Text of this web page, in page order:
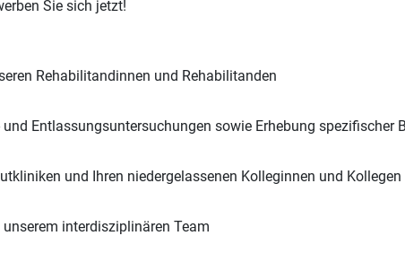
Sie sich jetzt!
Rehabilitandinnen und Rehabilitanden
Entlassungsuntersuchungen sowie Erhebung spezifischer
und Ihren niedergelassenen Kolleginnen und Kollegen
interdisziplinären Team